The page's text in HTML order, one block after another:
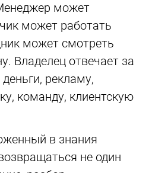
может
может работать
может смотреть
Владелец отвечает за
рекламу,
команду, клиентскую
в знания
не один